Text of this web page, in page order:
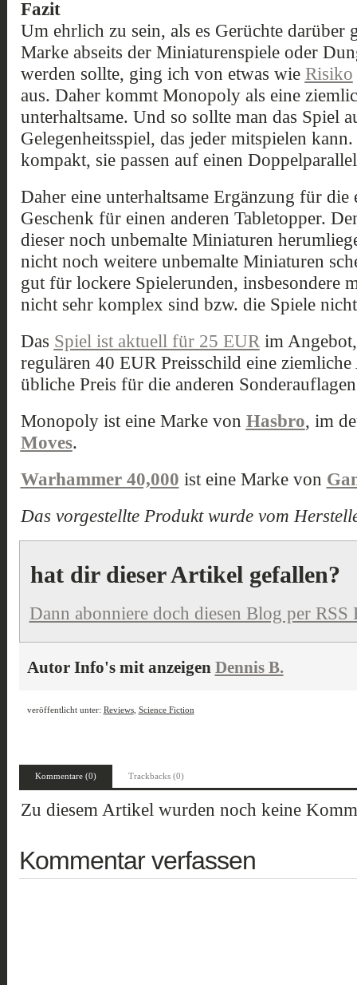
Fazit
Um ehrlich zu sein, als es Gerüchte darüber
Marke abseits der Miniaturenspiele oder
werden sollte, ging ich von etwas wie Risiko
aus. Daher kommt Monopoly als eine
unterhaltsame. Und so sollte man das Spiel
Gelegenheitsspiel, das jeder mitspielen
kompakt, sie passen auf einen
Daher eine unterhaltsame Ergänzung für die
Geschenk für einen anderen Tabletopper.
dieser noch unbemalte Miniaturen
nicht noch weitere unbemalte Miniaturen
gut für lockere Spielerunden, insbesondere
nicht sehr komplex sind bzw. die Spiele
Das Spiel ist aktuell für 25 EUR im
regulären 40 EUR Preisschild eine
übliche Preis für die anderen
Monopoly ist eine Marke von Hasbro, im
Moves.
Warhammer 40,000 ist eine Marke von
Das vorgestellte Produkt wurde vom
hat dir dieser Artikel gefallen?
Dann abonniere doch diesen Blog per RSS
Autor Info's mit anzeigen Dennis B.
veröffentlicht unter: Reviews, Science Fiction
Kommentare (0) Trackbacks (0)
Zu diesem Artikel wurden noch keine
Kommentar verfassen